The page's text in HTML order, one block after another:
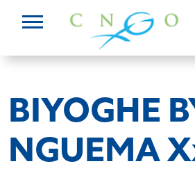
BIYOGHE
NGUEMA